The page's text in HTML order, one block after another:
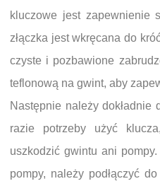
kluczowe jest zapewnienie
złączka jest wkręcana do
czyste i pozbawione
teflonową na gwint, aby
Następnie należy dokładnie
razie potrzeby użyć
uszkodzić gwintu ani
pompy, należy podłączyć